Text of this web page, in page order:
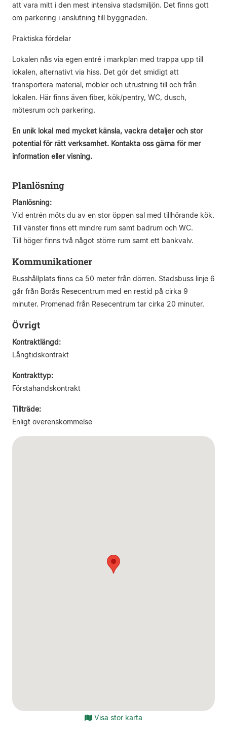
att vara mitt i den mest intensiva stadsmiljön. Det finns gott
om parkering i anslutning till byggnaden.
Praktiska fördelar
Lokalen nås via egen entré i markplan med trappa upp till
lokalen, alternativt via hiss. Det gör det smidigt att
transportera material, möbler och utrustning till och från
lokalen. Här finns även fiber, kök/pentry, WC, dusch,
mötesrum och parkering.
En unik lokal med mycket känsla, vackra detaljer och stor
potential för rätt verksamhet. Kontakta oss gärna för mer
information eller visning.
Planlösning
Planlösning:
Vid entrén möts du av en stor öppen sal med tillhörande kök.
Till vänster finns ett mindre rum samt badrum och WC.
Till höger finns två något större rum samt ett bankvalv.
Kommunikationer
Busshållplats finns ca 50 meter från dörren. Stadsbuss linje 6
går från Borås Resecentrum med en restid på cirka 9
minuter. Promenad från Resecentrum tar cirka 20 minuter.
Övrigt
Kontraktlängd:
Långtidskontrakt
Kontrakttyp:
Förstahandskontrakt
Tillträde:
Enligt överenskommelse
Visa stor karta